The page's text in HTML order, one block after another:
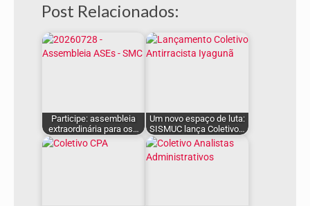
Post Relacionados:
Participe: assembleia
extraordinária para os…
Um novo espaço de luta:
SISMUC lança Coletivo…